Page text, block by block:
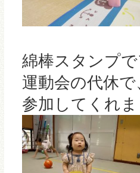
綿棒スタンプ
運動会の代休
参加してくれ